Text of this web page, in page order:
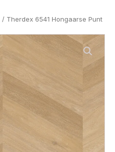
/ Therdex 6541 Hongaarse Punt